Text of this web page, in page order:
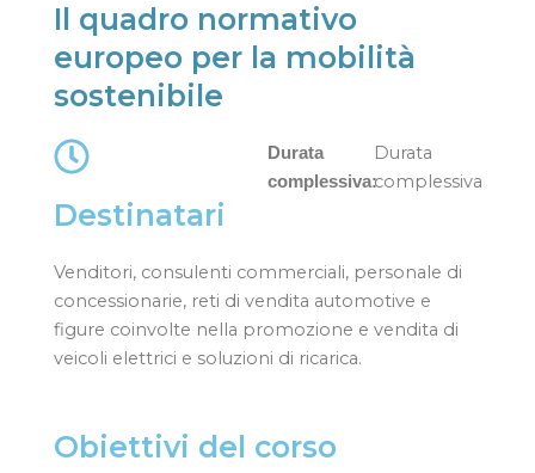
Il quadro normativo
europeo per la mobilità
sostenibile
Durata
complessiva:
Durata
complessiva
Destinatari
Venditori, consulenti commerciali, personale di
concessionarie, reti di vendita automotive e
figure coinvolte nella promozione e vendita di
veicoli elettrici e soluzioni di ricarica.
Obiettivi del corso